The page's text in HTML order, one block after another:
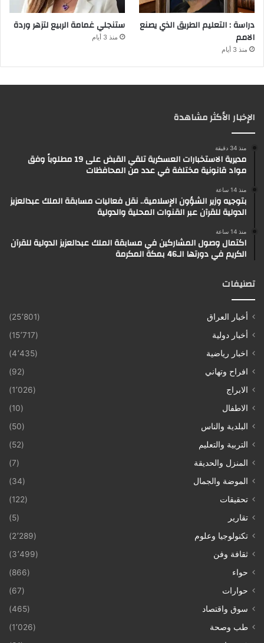
دراسة : التعليم الطريق الذي يصنع
الامم
منذ 3 أيام
ستنجلي غمامة الربيع لتزهر وردة
منذ 3 أيام
الإخبار الأكثر مشاهدة
منذ 34 دقيقة
مديرية الاستخبارات العسكرية تلقي القبض على 19 مطلوباً وفق
مواد قانونية مختلفة في عدد من المحافظات
منذ 14 ساعة
بتوجيه وزير الشؤون الإسلامية.. نقل فعاليات مسابقة الملك عبدالعزيز
الدولية للقرآن عبر القنوات المحلية والدولية
منذ 14 ساعة
اكتمال وصول المشاركين في مسابقة الملك عبدالعزيز الدولية للقرآن
الكريم في دورتها الـ46 بمكة المكرمة
تصنيفات
أخبار العراق
(25٬801)
أخبار دولية
(15٬717)
اخبار رياضية
(4٬435)
افراح وتهاني
(92)
الابراج
(1٬026)
الاطفال
(10)
البلدية والناس
(50)
التربية والتعليم
(52)
المنزل والحديقة
(7)
الموضة والجمال
(34)
تحقيقات
(122)
تقارير
(5)
تكنولوجيا وعلوم
(2٬289)
ثقافة وفن
(3٬499)
حواء
(866)
حوارات
(67)
سوق واقتصاد
(465)
طب وصحة
(1٬026)